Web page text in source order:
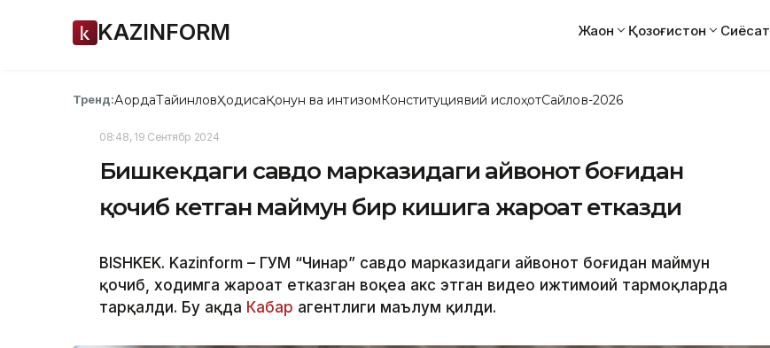
KAZINFORM Жаҳон Қозоғистон Сиёсат
Тренд:АқордаТайинловҲодисаҚонун ва интизомКонституциявий ислоҳотСайлов-2026
08:48, 19 Сентябр 2024
Бишкекдаги савдо марказидаги ҳайвонот боғидан
қочиб кетган маймун бир кишига жароҳат етказди
BISHKEK. Kazinform – ГУМ “Чинар” савдо марказидаги ҳайвонот боғидан маймун
қочиб, ходимга жароҳат етказган воқеа акс этган видео ижтимоий тармоқларда
тарқалди. Бу ҳақда Кабар агентлиги маълум қилди.